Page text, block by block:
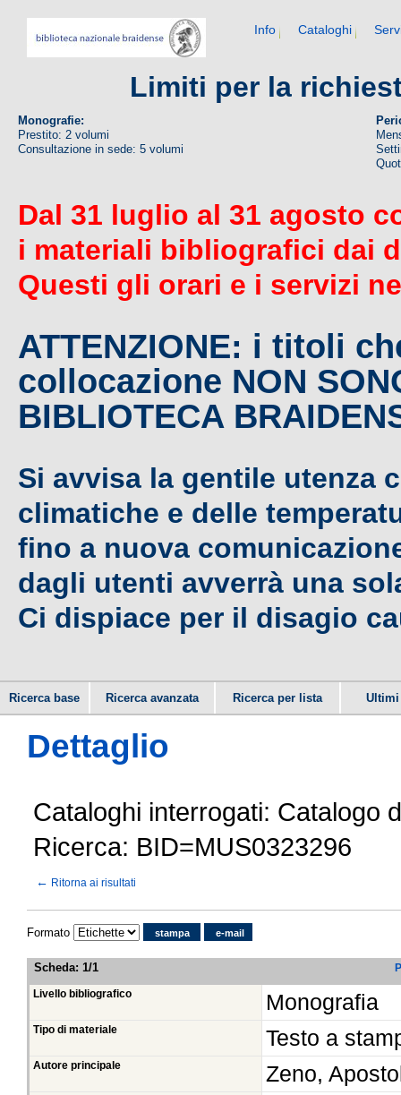
Info Cataloghi
Limiti per la
Monografie:
Prestito: 2 volumi
Consultazione in sede: 5 volumi
Dal 31 luglio al 31 agosto
i materiali bibliografici dai
Questi gli orari e i servizi
ATTENZIONE: i titoli
collocazione NON
BIBLIOTECA
Si avvisa la gentile utenza
climatiche e delle
fino a nuova
dagli utenti avverrà una
Ci dispiace per il disagio
Ricerca base Ricerca avanzata Ricerca per lista
Dettaglio
Cataloghi interrogati: Catalogo
Ricerca: BID=MUS0323296
← Ritorna ai risultati
Formato stampa e-mail
Scheda: 1/1
Livello bibliografico Monografia
Tipo di materiale Testo a
Autore principale Zeno,